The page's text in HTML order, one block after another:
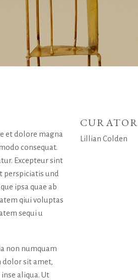
et dolore magna
consequat.
Excepteur sint
perspiciatis und
ipsa quae ab
qiui voluptas
sequi u
non numquam
dolor sit amet,
aliqua. Ut
CURATOR
Lillian Colden